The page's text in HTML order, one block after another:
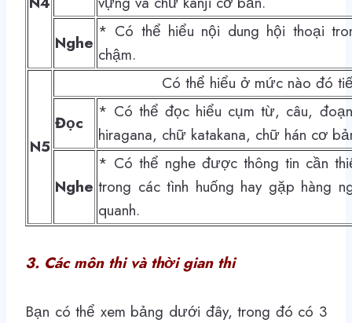
Nghe
* Có thể hiểu nội dung hội thoại
chậm.
N5
Có thể hiểu ở mức nào đó
Đọc
* Có thể đọc hiểu cụm từ, câu,
hiragana, chữ katakana, chữ hán cơ
Nghe
* Có thể nghe được thông tin cần
trong các tình huống hay gặp hàng
quanh.
3. Các môn thi và thời gian thi
Bạn có thể xem bảng dưới đây, trong đó có 3